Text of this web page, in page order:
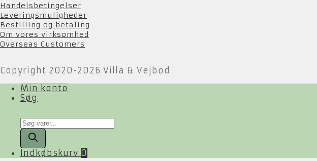
Handelsbetingelser
Leveringsmuligheder
Bestilling og betaling
Om vores virksomhed
Overseas Customers
Copyright 2020-2026 Villa & Vejbod
Min konto
Søg
Products
search
Indkøbskurv 0